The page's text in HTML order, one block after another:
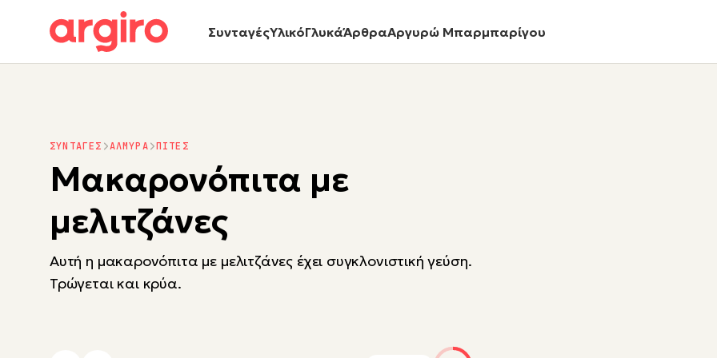
ΣυνταγέςΥλικόΓλυκάΆρθραΑργυρώ Μπαρμπαρίγου
ΣΥΝΤΑΓΕΣ ΑΛΜΥΡΑ ΠΙΤΕΣ
Μακαρονόπιτα με
μελιτζάνες
Αυτή η μακαρονόπιτα με μελιτζάνες έχει συγκλονιστική γεύση.
Τρώγεται και κρύα.